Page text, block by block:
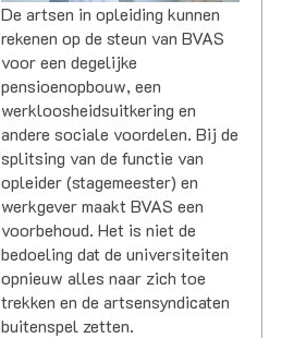
De artsen in opleiding kunnen
rekenen op de steun van BVAS
voor een degelijke
pensioenopbouw, een
werkloosheidsuitkering en
andere sociale voordelen. Bij de
splitsing van de functie van
opleider (stagemeester) en
werkgever maakt BVAS een
voorbehoud. Het is niet de
bedoeling dat de universiteiten
opnieuw alles naar zich toe
trekken en de artsensyndicaten
buitenspel zetten.